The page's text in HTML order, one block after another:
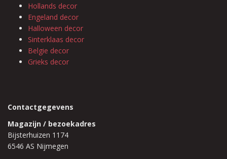
Hollands decor
Engeland decor
Halloween decor
Sinterklaas decor
Belgie decor
Grieks decor
Contactgegevens
Magazijn / bezoekadres
Bijsterhuizen 1174
6546 AS Nijmegen